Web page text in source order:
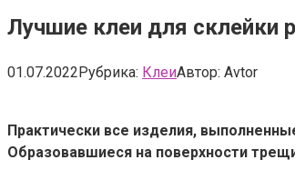
Лучшие клеи для склейки
01.07.2022Рубрика: КлеиАвтор: Avtor
Практически все изделия,
Образовавшиеся на поверхности